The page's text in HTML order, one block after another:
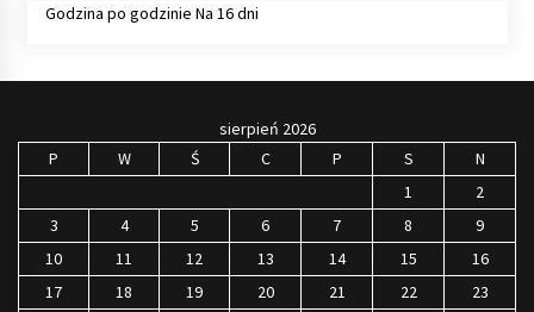
Godzina po godzinie Na 16 dni
sierpień 2026
P
W Ś C P S
N
1
2
3
4 5 6 7 8
9
10
11 12 13 14 15
16
17
18 19 20 21 22
23